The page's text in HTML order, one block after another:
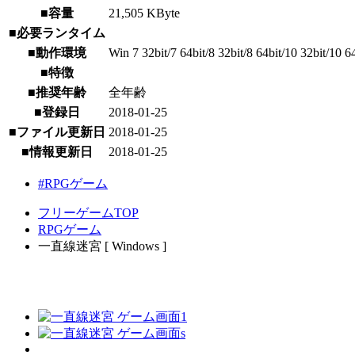
■容量
21,505 KByte
■必要ランタイム
■動作環境
Win 7 32bit/7 64bit/8 32bit/8 64bit/10 32bit/10
■特徴
■推奨年齢
全年齢
■登録日
2018-01-25
■ファイル更新日 2018-01-25
■情報更新日
2018-01-25
#RPGゲーム
フリーゲームTOP
RPGゲーム
一直線迷宮 [ Windows ]